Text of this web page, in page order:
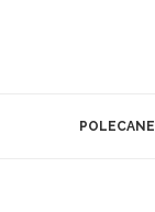
POLECANE